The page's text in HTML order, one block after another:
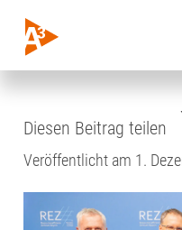
Diesen Beitrag teilen
Veröffentlicht am 1.